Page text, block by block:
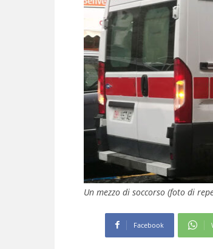
Un mezzo di soccorso (foto di
Facebook